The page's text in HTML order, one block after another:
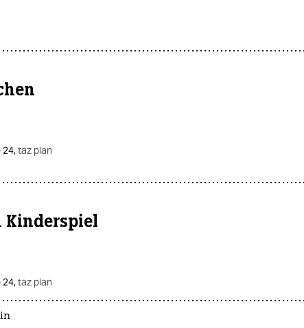
24,taz plan
Kinderspiel
24,taz plan